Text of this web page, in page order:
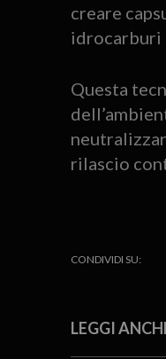
creare
idrocarburi
Questa
rilascio
CONDIVIDI SU:
LEGGI